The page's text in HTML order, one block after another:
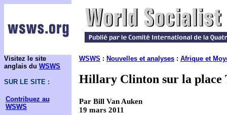
Visitez le site
anglais du WSWS
SUR LE SITE :
Contribuez au
WSWS
WSWS : Nouvelles et analyses : Afrique et
Hillary Clinton sur la place
Par Bill Van Auken
19 mars 2011